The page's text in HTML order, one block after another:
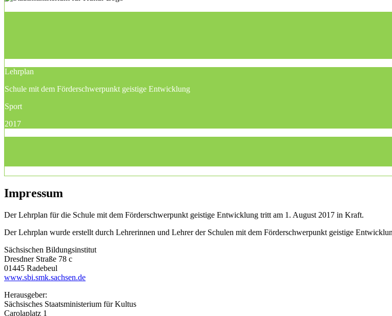
Lehrplan
Schule mit dem Förderschwerpunkt geistige Entwicklung
Sport
2017
Impressum
Der Lehrplan für die Schule mit dem Förderschwerpunkt geistige Entwicklung tritt am 1. August 2017 in Kraft.
Der Lehrplan wurde erstellt durch Lehrerinnen und Lehrer der Schulen mit dem Förderschwerpunkt geistige
Sächsischen Bildungsinstitut
Dresdner Straße 78 c
01445 Radebeul
www.sbi.smk.sachsen.de
Herausgeber:
Sächsisches Staatsministerium für Kultus
Carolaplatz 1